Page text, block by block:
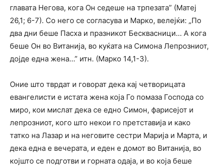
главата Негова, кога Он седеше на трпезата” (Матеј
26,1; 6-7). Со него се согласува и Марко, велејќи: „По
два дни беше Пасха и празникот Бесквасници… А кога
беше Он во Витанија, во куќата на Симона Лепрозниот,
дојде една жена…” итн. (Марко 14,1-3).
Оние што тврдат и говорат дека кај четворицата
евангелисти е истата жена која Го помаза Господа со
миро, кои мислат дека се едно Симон, фарисејот и
лепрозниот, кого што некои го претставија и како
татко на Лазар и на неговите сестри Марија и Марта, и
дека една е вечерата, и еден е домот во Витанија, во
којшто се подготви и горната одаја, и во која беше